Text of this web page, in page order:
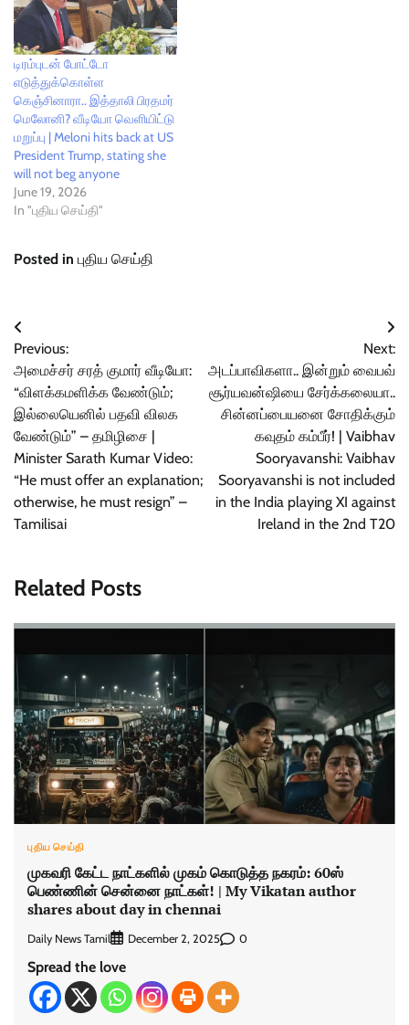
டிரம்புடன் போட்டோ
எடுத்துக்கொள்ள
கெஞ்சினாரா.. இத்தாலி பிரதமர்
மெலோனி? வீடியோ வெளியிட்டு
மறுப்பு | Meloni hits back at US
President Trump, stating she
will not beg anyone
June 19, 2026
In "புதிய செய்தி"
Posted in புதிய செய்தி
Post
navigation
Previous:
அமைச்சர் சரத் குமார் வீடியோ:
“விளக்கமளிக்க வேண்டும்;
இல்லையெனில் பதவி விலக
வேண்டும்” – தமிழிசை |
Minister Sarath Kumar Video:
“He must offer an explanation;
otherwise, he must resign” –
Tamilisai
Next:
அடப்பாவிகளா.. இன்றும் வைபவ்
சூர்யவன்ஷியை சேர்க்கலையா..
சின்னப்பையனை சோதிக்கும்
கவுதம் கம்பீர்! | Vaibhav
Sooryavanshi: Vaibhav
Sooryavanshi is not included
in the India playing XI against
Ireland in the 2nd T20
Related Posts
புதிய செய்தி
முகவரி கேட்ட நாட்களில் முகம் கொடுத்த நகரம்: 60ஸ்
பெண்ணின் சென்னை நாட்கள்! | My Vikatan author
shares about day in chennai
Daily News Tamil December 2, 2025 0
Spread the love